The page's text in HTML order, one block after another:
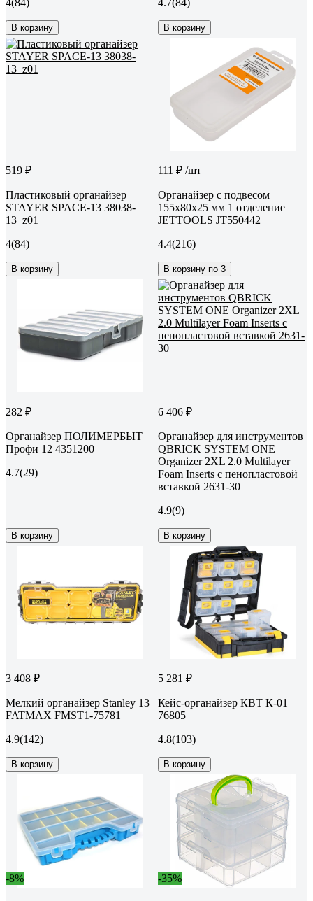
В корзину В корзину
519 ₽
Пластиковый органайзер
STAYER SPACE-13 38038-
13_z01
4(84)
В корзину
111 ₽ /шт
Органайзер с подвесом
155x80x25 мм 1 отделение
JETTOOLS JT550442
4.4(216)
В корзину по 3
282 ₽
Органайзер ПОЛИМЕРБЫТ
Профи 12 4351200
4.7(29)
В корзину
6 406 ₽
Органайзер для инструментов
QBRICK SYSTEM ONE
Organizer 2XL 2.0 Multilayer
Foam Inserts с пенопластовой
вставкой 2631-30
4.9(9)
В корзину
3 408 ₽
Мелкий органайзер Stanley 13
FATMAX FMST1-75781
4.9(142)
В корзину
5 281 ₽
Кейс-органайзер КВТ К-01
76805
4.8(103)
В корзину
-8% -35%